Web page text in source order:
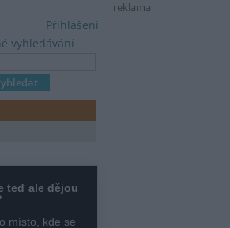
reklama
vyhledávání
Přihlášení